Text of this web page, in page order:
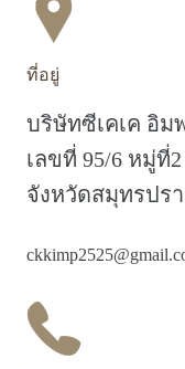
ที่อยู่
บริษัทซีเคเค อิม
เลขที่ 95/6 หมู่ที่
จังหวัดสมุทรปรา